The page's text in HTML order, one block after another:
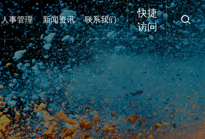
人事管理 新闻资讯 联系我们
快捷
访问
